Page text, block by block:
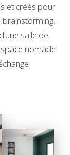
et créés pour
brainstorming.
salle de
nomade